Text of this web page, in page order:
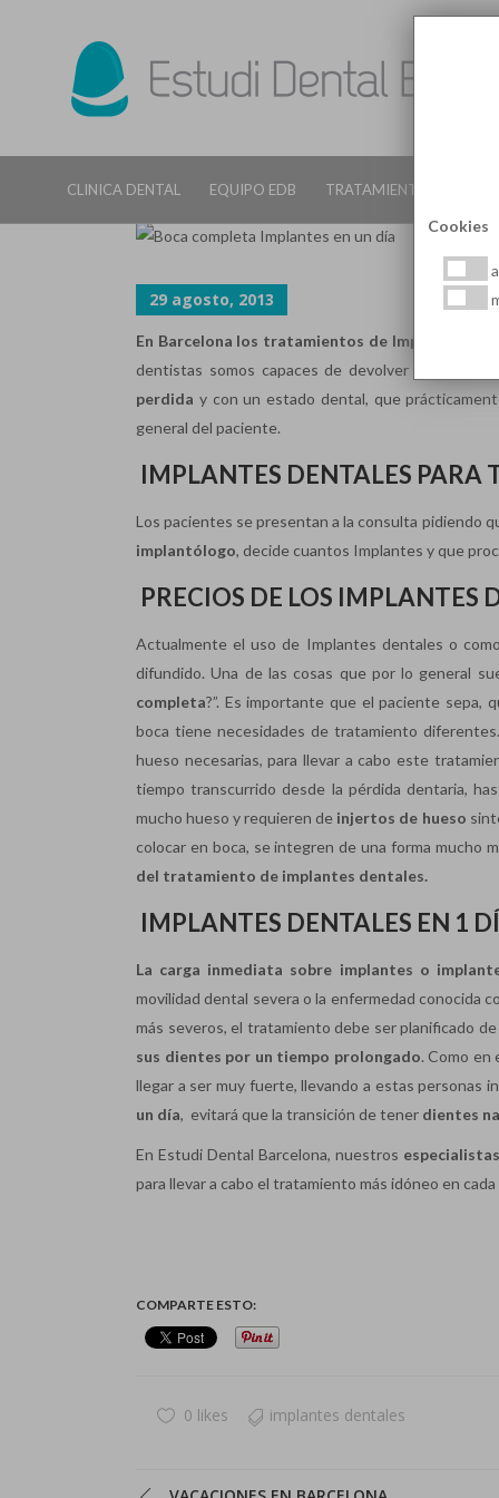
CLINICA DENTAL EQUIPO EDB TRATAMIENTOS
29 agosto, 2013
En Barcelona los tratamientos de Implantes
dentistas somos capaces de devolver la
perdida y con un estado dental, que
general del paciente.
IMPLANTES DENTALES PARA
Los pacientes se presentan a la consulta pidiendo
implantólogo, decide cuantos Implantes y que
PRECIOS DE LOS IMPLANTES
Actualmente el uso de Implantes dentales o
difundido. Una de las cosas que por lo general
completa?”. Es importante que el paciente sepa,
boca tiene necesidades de tratamiento
hueso necesarias, para llevar a cabo este
tiempo transcurrido desde la pérdida dentaria,
mucho hueso y requieren de injertos de hueso
colocar en boca, se integren de una forma mucho
del tratamiento de implantes dentales.
IMPLANTES DENTALES EN 1
La carga inmediata sobre implantes o
movilidad dental severa o la enfermedad conocida
más severos, el tratamiento debe ser planificado
sus dientes por un tiempo prolongado. Como en
llegar a ser muy fuerte, llevando a estas personas
un día, evitará que la transición de tener dientes
En Estudi Dental Barcelona, nuestros
para llevar a cabo el tratamiento más idóneo en cada
COMPARTE ESTO:
0 likes implantes dentales
Cookies